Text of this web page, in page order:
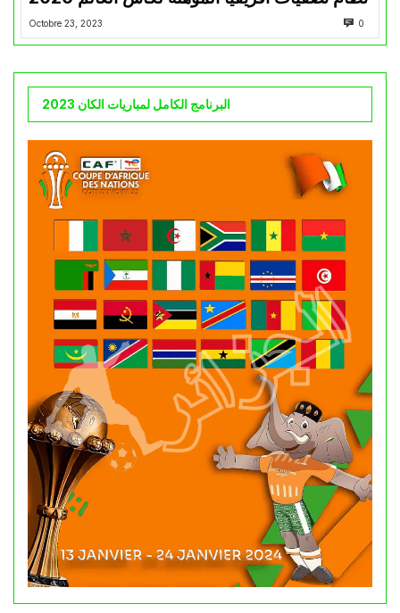
Octobre 23, 2023 0
البرنامج الكامل لمباريات الكان 2023